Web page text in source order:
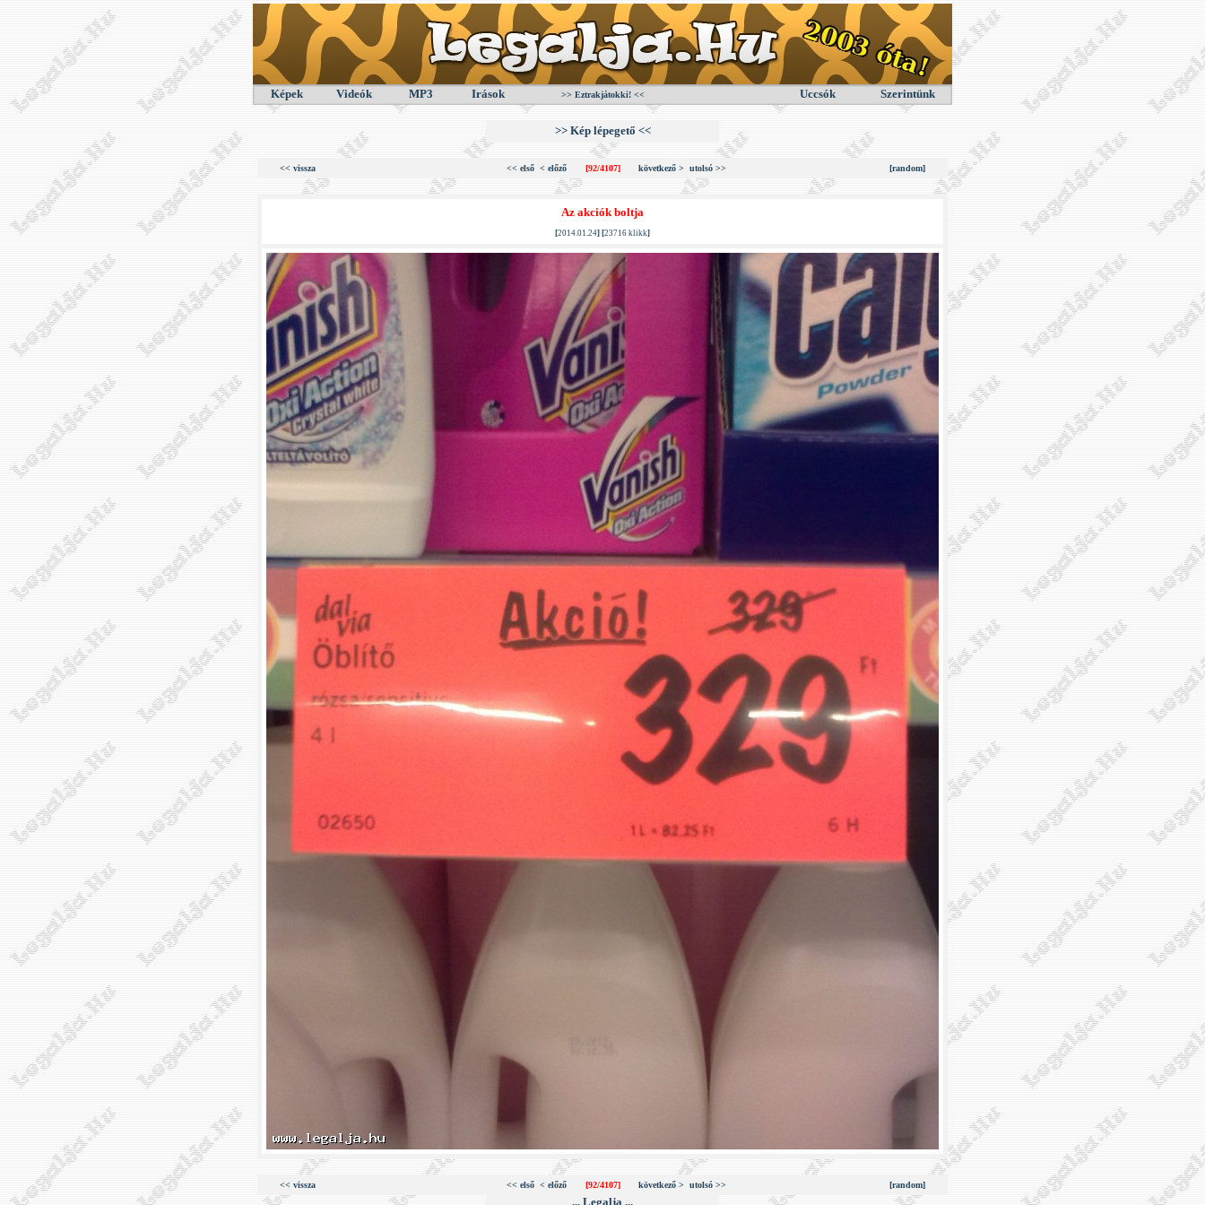
Képek Videók MP3 Irások >> Eztrakjátokki! << Uccsók Szerintünk
>> Kép lépegető <<
<< vissza << első < előző [92/4107] következő > utolsó >> [random]
Az akciók boltja
[2014.01.24] [23716 klikk]
<< vissza << első < előző [92/4107] következő > utolsó >> [random]
... Legalja ...